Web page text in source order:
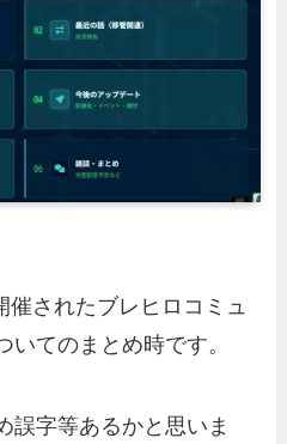
催されたブレヒロコミュ
いてのまとめ時です。
誤字等あるかと思いま